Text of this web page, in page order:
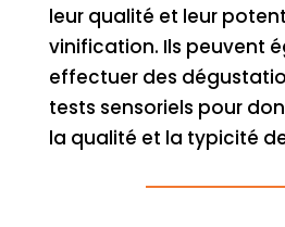
leur qualité et leur
vinification. Ils peuvent
effectuer des
tests sensoriels pour
la qualité et la typicité